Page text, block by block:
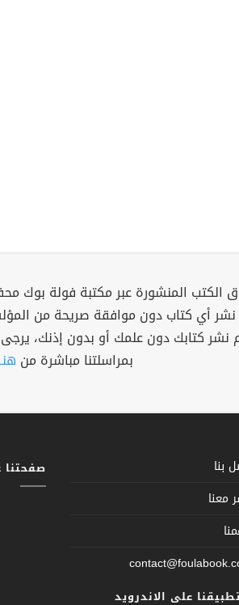
الكتب المنشورة عبر مكتبة فولة بوك
نشر أي كتاب دون موافقة صريحة من
نشر كتابك دون علمك أو بدون إذنك، يرجى
بمراسلتنا مباشرة من
بنا
معنا
على الاندرويد